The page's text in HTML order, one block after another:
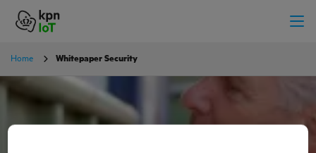
Home Whitepaper Security